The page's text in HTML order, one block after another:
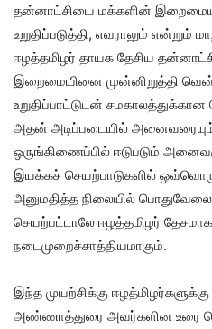
தன்னாட்சியை மக்களின்
உறுதிப்படுத்தி, எவராலும்
ஈழத்தமிழர் தாயக தேசிய
இறைமையினை முன்னிறுத்தி
உறுதிப்பாட்டுடன்
அதன் அடிப்படையில்
ஒருங்கிணைப்பில் ஈடுபடும்
இயக்கச் செயற்பாடுகளில்
அனுமதித்த நிலையில்
செயற்பட்டாலே ஈழத்தமிழர்
நடைமுறைச்சாத்தியமாகும்.
இந்த முயற்சிக்கு
அண்ணாத்துரை அவர்களின உரை